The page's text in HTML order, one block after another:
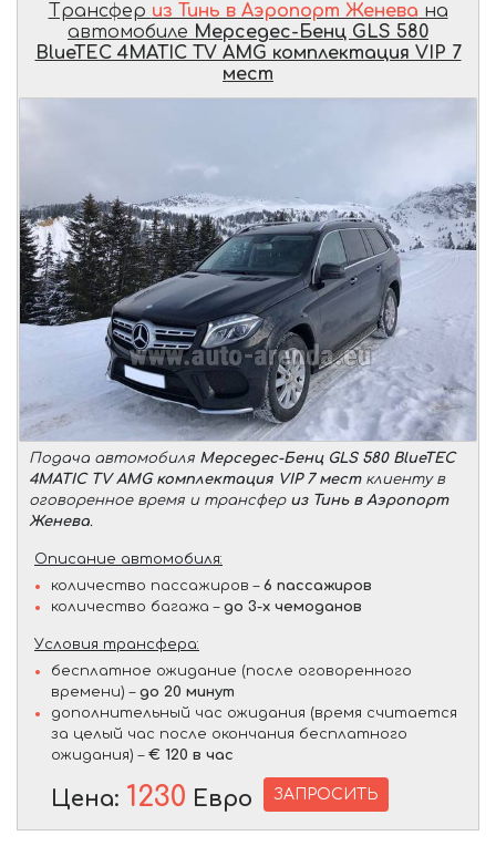
Трансфер из Тинь в Аэропорт Женева на
автомобиле Мерседес-Бенц GLS 580
BlueTEC 4MATIC TV AMG комплектация VIP 7
мест
Подача автомобиля Мерседес-Бенц GLS 580 BlueTEC
4MATIC TV AMG комплектация VIP 7 местклиенту в
оговоренное время и трансфер из Тинь в Аэропорт
Женева.
Описание автомобиля:
количество пассажиров – 6 пассажиров
количество багажа – до 3-х чемоданов
Условия трансфера:
бесплатное ожидание (после оговоренного
времени) – до 20 минут
дополнительный час ожидания (время считается
за целый час после окончания бесплатного
ожидания) – € 120 в час
Цена: 1230 Евро ЗАПРОСИТЬ